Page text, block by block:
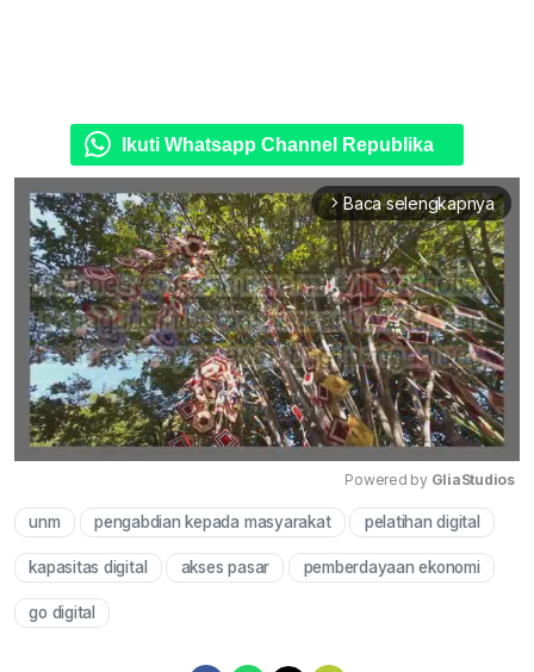
Ikuti Whatsapp Channel Republika
arrow_forward_ios Baca selengkapnya
Mute
Powered by GliaStudios
unm pengabdian kepada masyarakat pelatihan digital
kapasitas digital akses pasar pemberdayaan ekonomi
go digital